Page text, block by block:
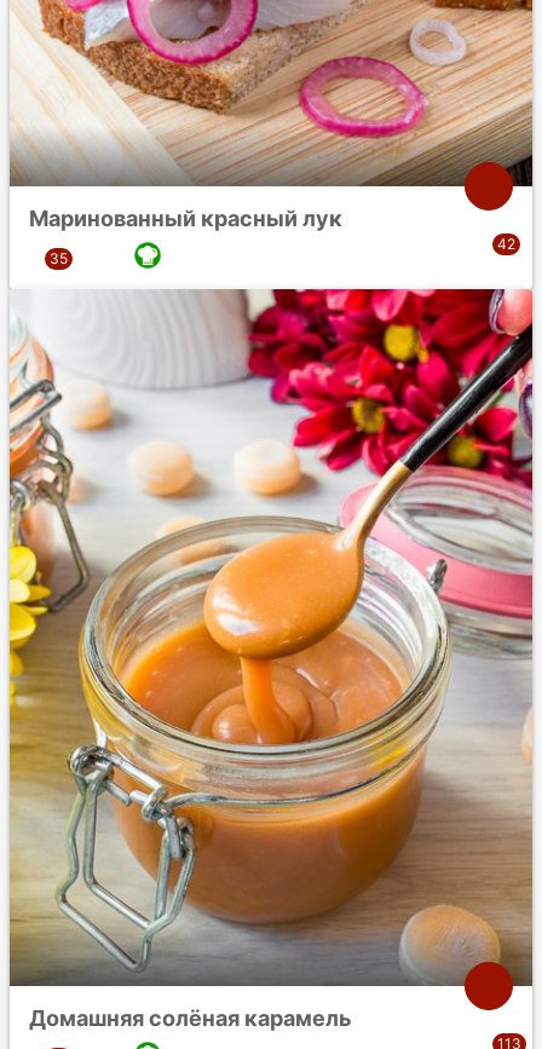
Маринованный красный лук
Домашняя солёная карамель